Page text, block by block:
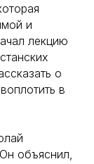
и
лекцию
о
в
объяснил,